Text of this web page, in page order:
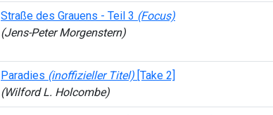
Straße des Grauens - Teil 3 (Focus)
(Jens-Peter Morgenstern)
Paradies (inoffizieller Titel) [Take 2]
(Wilford L. Holcombe)